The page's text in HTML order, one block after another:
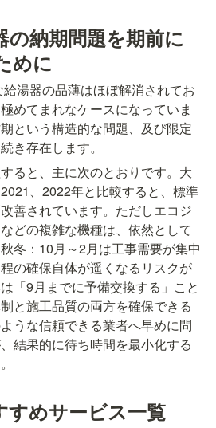
の納期問題を期前に
めに
湯器の品薄はほぼ解消されてお
めてまれなケースになっていま
という構造的な問題、及び限定
き存在します。
ると、主に次のとおりです。大
、2022年と比較すると、標準
善されています。ただしエコジ
どの複雑な機種は、依然として
冬：10月～2月は工事需要が集中
の確保自体が遥くなるリスクが
「9月までに予備交換する」こと
と施工品質の両方を確保できる
うな信頼できる業者へ早めに問
結果的に待ち時間を最小化する
すめサービス一覧